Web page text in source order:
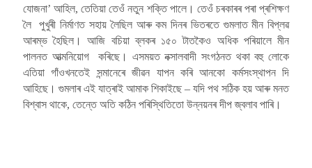
যোজনা’ আহিল, তেতিয়া তেওঁ নতুন শক্তি পালে। তেওঁ চৰকাৰৰ পৰা প্ৰশিক্ষণ
লৈ পুখুৰী নিৰ্মাণত সহায় লৈছিল আৰু কম দিনৰ ভিতৰতে গুমলাত মীন বিপ্লৱ
আৰম্ভ হৈছিল। আজি বচিয়া ব্লকৰ ১৫০ টাতকৈও অধিক পৰিয়ালে মীন
পালনত আত্মনিয়োগ কৰিছে। এসময়ত নক্সালবাদী সংগঠনত থকা বহু লোকে
এতিয়া গাঁওখনতেই সন্মানেৰে জীৱন যাপন কৰি আনকো কৰ্মসংস্থাপন দি
আহিছে। গুমলাৰ এই যাত্ৰাই আমাক শিকাইছে – যদি পথ সঠিক হয় আৰু মনত
বিশ্বাস থাকে, তেন্তে অতি কঠিন পৰিস্থিতিতো উন্নয়নৰ দীপ জ্বলাব পাৰি।